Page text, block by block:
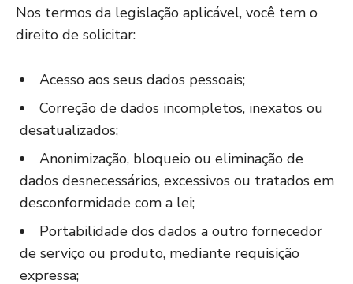
Nos termos da legislação aplicável, você tem o
direito de solicitar:
Acesso aos seus dados pessoais;
Correção de dados incompletos, inexatos ou
desatualizados;
Anonimização, bloqueio ou eliminação de
dados desnecessários, excessivos ou tratados em
desconformidade com a lei;
Portabilidade dos dados a outro fornecedor
de serviço ou produto, mediante requisição
expressa;